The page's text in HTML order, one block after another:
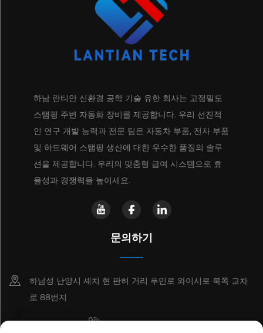
하남 란티안 신환경 공학 기술 유한 회사는 고정밀도
스탬핑 주변 자동화 장비를 제공합니다. 우리 선진적
인 연구 개발 능력과 전문 팀은 자동차 부품, 전자 부품
및 하드웨어 스탬핑 생산에 대한 우수한 품질의 솔루
션을 제공합니다. 우리의 맞춤형 급여 시스템으로 효
율성과 경쟁력을 높이세요.
문의하기
하남성 난양시 셰치 현 판허 거리 푸민로 와이시로 북쪽 교차
로 88번지
+8615993153189